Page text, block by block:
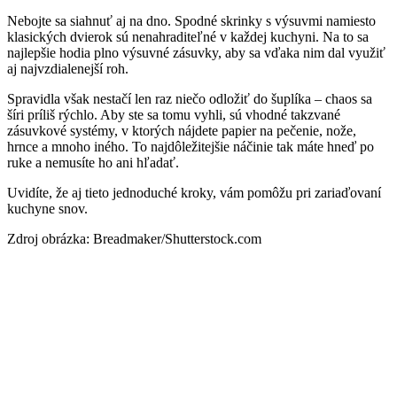
Nebojte sa siahnuť aj na dno. Spodné skrinky s výsuvmi namiesto
klasických dvierok sú nenahraditeľné v každej kuchyni. Na to sa
najlepšie hodia plno výsuvné zásuvky, aby sa vďaka nim dal využiť
aj najvzdialenejší roh.
Spravidla však nestačí len raz niečo odložiť do šuplíka – chaos sa
šíri príliš rýchlo. Aby ste sa tomu vyhli, sú vhodné takzvané
zásuvkové systémy, v ktorých nájdete papier na pečenie, nože,
hrnce a mnoho iného. To najdôležitejšie náčinie tak máte hneď po
ruke a nemusíte ho ani hľadať.
Uvidíte, že aj tieto jednoduché kroky, vám pomôžu pri zariaďovaní
kuchyne snov.
Zdroj obrázka: Breadmaker/Shutterstock.com